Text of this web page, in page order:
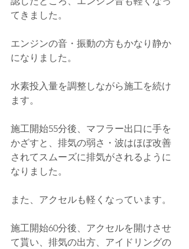
てきました。
エンジンの音・振動の方もかなり静か
になりました。
水素投入量を調整しながら施工を続け
ます。
施工開始55分後、マフラー出口に手を
かざすと、排気の弱さ・波はほぼ改善
されてスムーズに排気がされるように
なりました。
また、アクセルも軽くなっています。
施工開始60分後、アクセルを開けさせ
て貰い、排気の出方、アイドリングの